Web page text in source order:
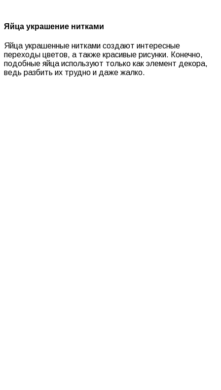
Яйца украшение нитками
Яйца украшенные нитками создают интересные
переходы цветов, а также красивые рисунки. Конечно,
подобные яйца используют только как элемент декора,
ведь разбить их трудно и даже жалко.